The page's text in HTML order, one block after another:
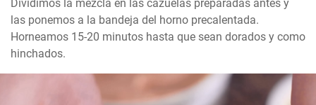
Dividimos la mezcla en las cazuelas preparadas antes y
las ponemos a la bandeja del horno precalentada.
Horneamos 15-20 minutos hasta que sean dorados y como
hinchados.